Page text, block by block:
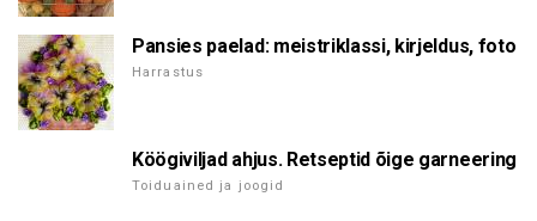
Pansies paelad: meistriklassi, kirjeldus, foto
Harrastus
Köögiviljad ahjus. Retseptid õige garneering
Toiduained ja joogid